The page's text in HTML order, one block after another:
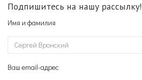
Подпишитесь на нашу рассылку!
Имя и фамилия
Ваш email-адрес